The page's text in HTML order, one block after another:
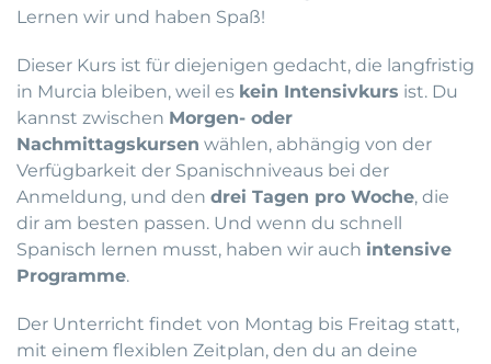
Lernen wir und haben Spaß!
Dieser Kurs ist für diejenigen gedacht, die langfristig
in Murcia bleiben, weil es kein Intensivkurs ist. Du
kannst zwischen Morgen- oder
Nachmittagskursen wählen, abhängig von der
Verfügbarkeit der Spanischniveaus bei der
Anmeldung, und den drei Tagen pro Woche, die
dir am besten passen. Und wenn du schnell
Spanisch lernen musst, haben wir auch intensive
Programme.
Der Unterricht findet von Montag bis Freitag statt,
mit einem flexiblen Zeitplan, den du an deine